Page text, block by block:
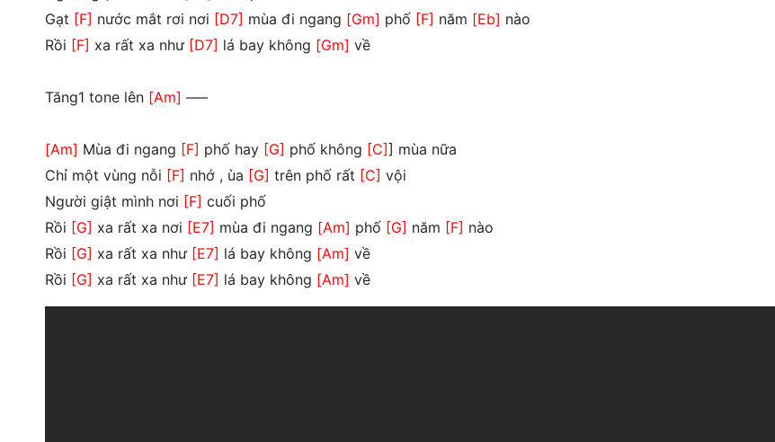
Gạt [F] nước mắt rơi nơi [D7] mùa đi ngang [Gm] phố [F] năm [Eb] nào
Rồi [F] xa rất xa như [D7] lá bay không [Gm] về
Tăng1 tone lên [Am] —–
[Am] Mùa đi ngang [F] phố hay [G] phố không [C]] mùa nữa
Chỉ một vùng nỗi [F] nhớ , ùa [G] trên phố rất [C] vội
Người giật mình nơi [F] cuối phố
Rồi [G] xa rất xa nơi [E7] mùa đi ngang [Am] phố [G] năm [F] nào
Rồi [G] xa rất xa như [E7] lá bay không [Am] về
Rồi [G] xa rất xa như [E7] lá bay không [Am] về